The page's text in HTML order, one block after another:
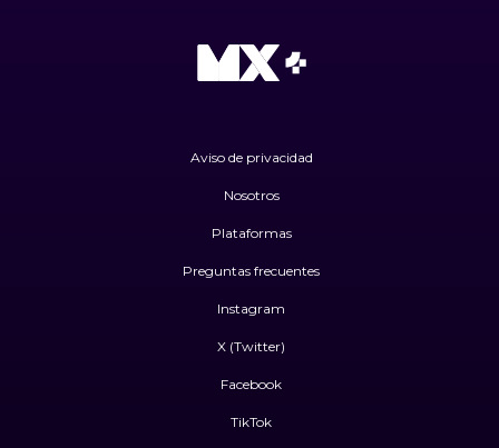
Aviso de privacidad
Nosotros
Plataformas
Preguntas frecuentes
Instagram
X (Twitter)
Facebook
TikTok